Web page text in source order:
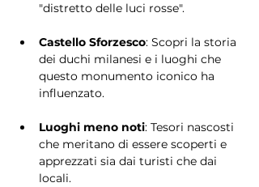
"distretto delle luci rosse".
Castello Sforzesco: Scopri la storia
dei duchi milanesi e i luoghi che
questo monumento iconico ha
influenzato.
Luoghi meno noti: Tesori nascosti
che meritano di essere scoperti e
apprezzati sia dai turisti che dai
locali.